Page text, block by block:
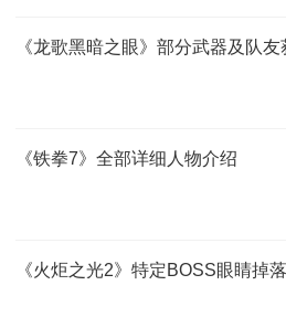
《龙歌黑暗之眼》部分武器及队友
《铁拳7》全部详细人物介绍
《火炬之光2》特定BOSS眼睛掉